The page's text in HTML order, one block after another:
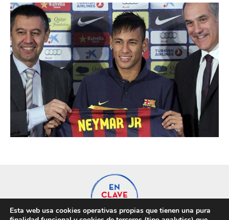
Esta web usa cookies operativas propias que tienen una pura